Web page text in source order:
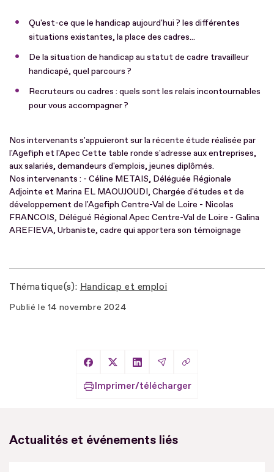
Qu'est-ce que le handicap aujourd'hui ? les différentes
situations existantes, la place des cadres...
De la situation de handicap au statut de cadre travailleur
handicapé, quel parcours ?
Recruteurs ou cadres : quels sont les relais incontournables
pour vous accompagner ?
Nos intervenants s'appuieront sur la récente étude réalisée par
l'Agefiph et l'Apec Cette table ronde s'adresse aux entreprises,
aux salariés, demandeurs d'emplois, jeunes diplômés.
Nos intervenants : - Céline METAIS, Déléguée Régionale
Adjointe et Marina EL MAOUJOUDI, Chargée d'études et de
développement de l'Agefiph Centre-Val de Loire - Nicolas
FRANCOIS, Délégué Régional Apec Centre-Val de Loire - Galina
AREFIEVA, Urbaniste, cadre qui apportera son témoignage
Thématique(s) Handicap et emploi
Publié le 14 novembre 2024
Partager sur Facebook
Partager sur X
Partager sur LinkedIn
Partager par Email
Copier le lien
Imprimer/télécharger
Actualités et événements liés